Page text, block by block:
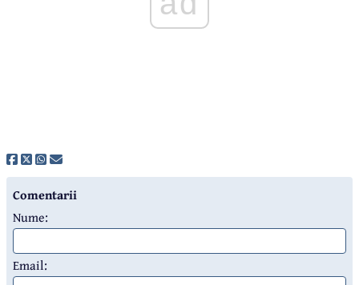
Comentarii
Nume:
Email: